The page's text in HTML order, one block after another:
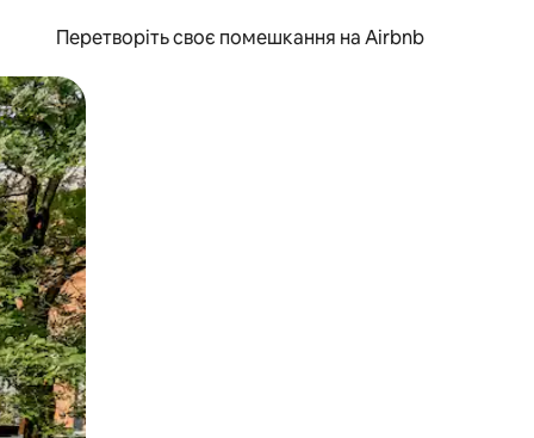
Перетворіть своє помешкання на Airbnb